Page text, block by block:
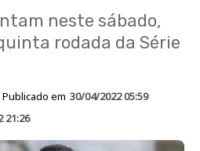
neste sábado,
rodada da Série
Publicado em 30/04/2022 05:59
21:26